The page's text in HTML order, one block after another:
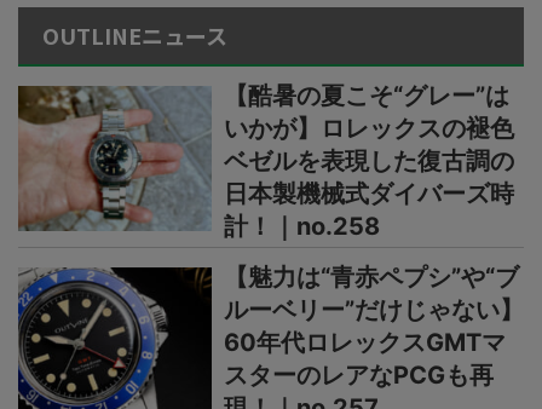
OUTLINEニュース
【酷暑の夏こそ“グレー”は
いかが】ロレックスの褪色
ベゼルを表現した復古調の
日本製機械式ダイバーズ時
計！｜no.258
【魅力は“青赤ペプシ”や“ブ
ルーベリー”だけじゃない】
60年代ロレックスGMTマ
スターのレアなPCGも再